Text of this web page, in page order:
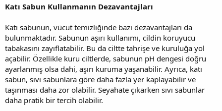
Katı Sabun Kullanmanın Dezavantajları
Katı sabunun, vücut temizliğinde bazı dezavantajları da
bulunmaktadır. Sabunun aşırı kullanımı, cildin koruyucu
tabakasını zayıflatabilir. Bu da ciltte tahrişe ve kuruluğa yol
açabilir. Özellikle kuru ciltlerde, sabunun pH dengesi doğru
ayarlanmış olsa dahi, aşırı kuruma yaşanabilir. Ayrıca, katı
sabun, sıvı sabunlara göre daha fazla yer kaplayabilir ve
taşınması daha zor olabilir. Seyahate çıkarken sıvı sabunlar
daha pratik bir tercih olabilir.